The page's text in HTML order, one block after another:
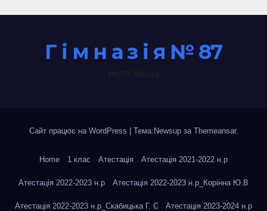
Г і м н а з і я № 87
Сайт працює на WordPress Тема:Newsup за Themeansar.
Home 1 клас Атестація Атестація 2021-2022 н.р
Атестація 2022-2023 н.р Атестація 2022-2023 н.р_Корінна Ю.В
Атестація 2022-2023 н.р_Скабицька Г. С Атестація 2023-2024 н.р